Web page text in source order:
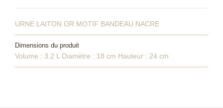
Nos monuments
Nos urnes funéraires
URNE LAITON OR MOTIF BANDEAU NACRE
Dimensions du produit
Volume : 3.2 L Diamètre : 18 cm Hauteur : 24 cm